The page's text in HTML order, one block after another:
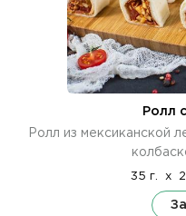
Ролл
Ролл из мексиканской
35 г. x